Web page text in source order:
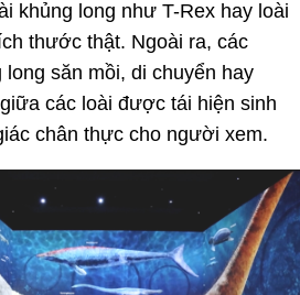
khủng long như T-Rex hay loài
thước thật. Ngoài ra, các
săn mồi, di chuyển hay
các loài được tái hiện sinh
chân thực cho người xem.